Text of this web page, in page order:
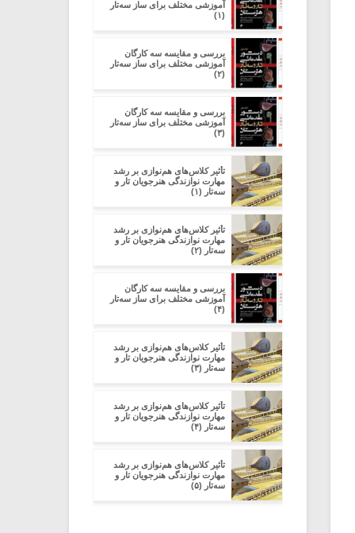
آموزشی مختلف برای ساز سه‌تار
(۱)
بررسی و مقایسه سه کارگان
آموزشی مختلف برای ساز سه‌تار
(۲)
بررسی و مقایسه سه کارگان
آموزشی مختلف برای ساز سه‌تار
(۳)
تأثیر کلاس‌های هم‌نوازی بر رشد
مهارت نوازندگی هنرجویان تار و
سه‌تار (۱)
تأثیر کلاس‌های هم‌نوازی بر رشد
مهارت نوازندگی هنرجویان تار و
سه‌تار (۲)
بررسی و مقایسه سه کارگان
آموزشی مختلف برای ساز سه‌تار
(۴)
تأثیر کلاس‌های هم‌نوازی بر رشد
مهارت نوازندگی هنرجویان تار و
سه‌تار (۳)
تأثیر کلاس‌های هم‌نوازی بر رشد
مهارت نوازندگی هنرجویان تار و
سه‌تار (۴)
تأثیر کلاس‌های هم‌نوازی بر رشد
مهارت نوازندگی هنرجویان تار و
سه‌تار (۵)